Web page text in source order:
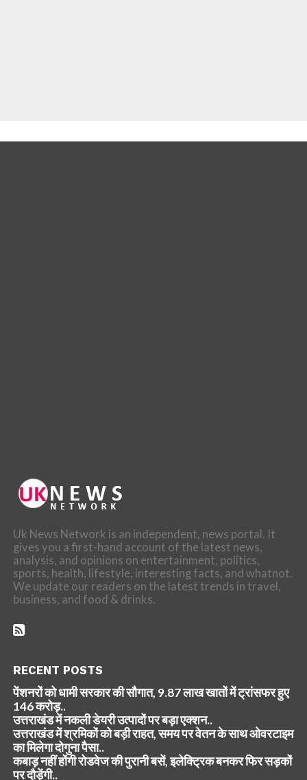
Uk News Network is an independent, news portal. It
gives you a first-hand account of the latest news,
analysis, and opinions on entertainment, politics,
sports, health, lifestyle, interesting facts, and whatnot.
We update our readers on the latest trends in travel,
business, and food & drinks.
RECENT POSTS
पेंशनरों को धामी सरकार की सौगात, 9.87 लाख खातों में ट्रांसफर हुए
146 करोड़..
उत्तराखंड में नकली डेयरी उत्पादों पर बड़ा एक्शन..
उत्तराखंड में श्रमिकों को बड़ी राहत, समय पर वेतन के साथ ओवरटाइम
का मिलेगा दोगुना पैसा..
कबाड़ नहीं होंगी रोडवेज की पुरानी बसें, इलेक्ट्रिक बनकर फिर सड़कों
पर दौड़ेंगी..